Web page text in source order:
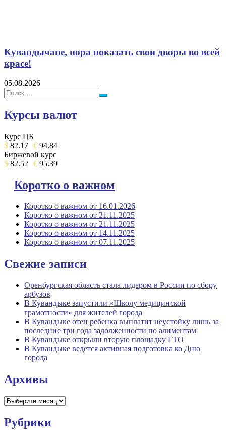
Кувандычане, пора показать свои дворы во всей
красе!
05.08.2026
Поиск:
Поиск
Курсы валют
Курс ЦБ
$ 82.17 € 94.84
Биржевой курс
$ 82.52 € 95.39
Коротко о важном
Коротко о важном от 16.01.2026
Коротко о важном от 21.11.2025
Коротко о важном от 21.11.2025
Коротко о важном от 14.11.2025
Коротко о важном от 07.11.2025
Свежие записи
Оренбургская область стала лидером в России по сбору
арбузов
В Кувандыке запустили «Школу медицинской
грамотности» для жителей города
В Кувандыке отец ребенка выплатит неустойку лишь за
последние три года задолженности по алиментам
В Кувандыке открыли вторую площадку ГТО
В Кувандыке ведется активная подготовка ко Дню
города
Архивы
Архивы
Рубрики